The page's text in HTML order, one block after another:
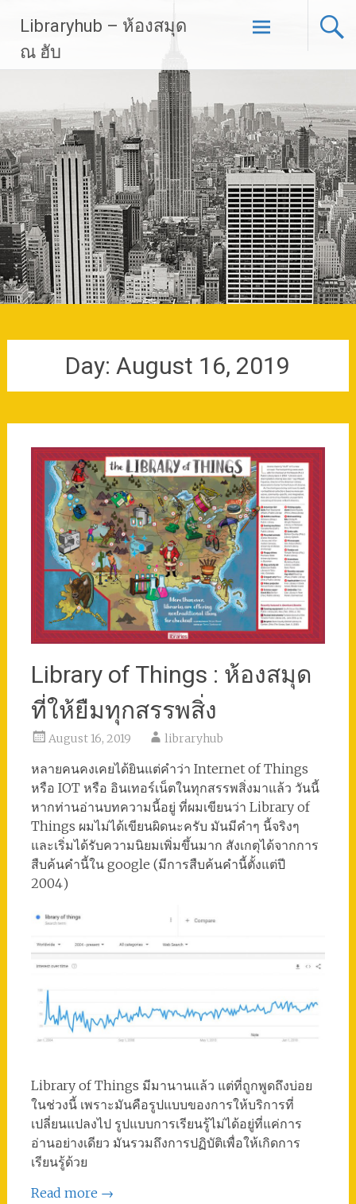
content
Libraryhub – ห้องสมุด
ณ ฮับ
Day:August 16, 2019
Library of Things : ห้องสมุด
ที่ให้ยืมทุกสรรพสิ่ง
August 16, 2019 libraryhub
หลายคนคงเคยได้ยินแต่คำว่า Internet of Things
หรือ IOT หรือ อินเทอร์เน็ตในทุกสรรพสิ่งมาแล้ว วันนี้
หากท่านอ่านบทความนี้อยู่ ที่ผมเขียนว่า Library of
Things ผมไม่ได้เขียนผิดนะครับ มันมีคำๆ นี้จริงๆ
และเริ่มได้รับความนิยมเพิ่มขึ้นมาก สังเกตุได้จากการ
สืบค้นคำนี้ใน google (มีการสืบค้นคำนี้ตั้งแต่ปี
2004)
Library of Things มีมานานแล้ว แต่ที่ถูกพูดถึงบ่อย
ในช่วงนี้ เพราะมันคือรูปแบบของการให้บริการที่
เปลี่ยนแปลงไป รูปแบบการเรียนรู้ไม่ได้อยู่ที่แค่การ
อ่านอย่างเดียว มันรวมถึงการปฏิบัติเพื่อให้เกิดการ
เรียนรู้ด้วย
Read more →